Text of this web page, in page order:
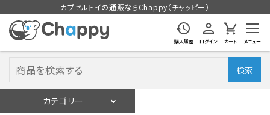
カプセルトイの通販ならChappy（チャッピー）
購入履歴 ログイン カート メニュー
検索
カテゴリー